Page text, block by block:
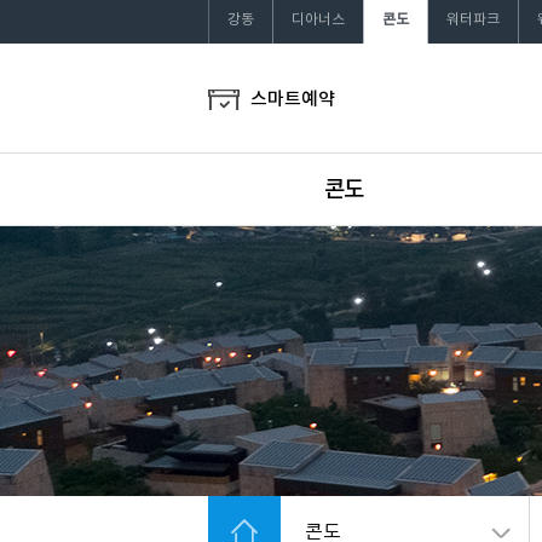
강동 디아너스 콘도 워터파크
스마트예약
콘도
프라이빗콘도
스페셜 객실
스마트 체크인
부대시설
콘도